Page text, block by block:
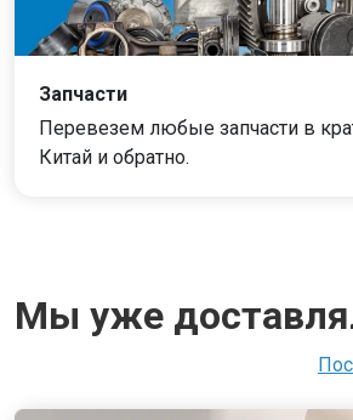
Запчасти
Перевезем любые запчасти в
Китай и обратно.
Мы уже